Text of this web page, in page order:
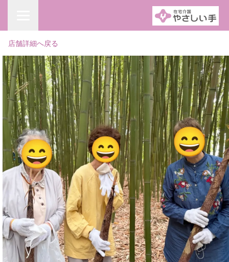
店舗詳細へ戻る